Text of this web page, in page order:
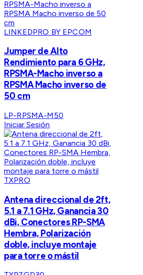
LINKEDPRO BY EPCOM
Jumper de Alto
Rendimiento para 6 GHz,
RPSMA-Macho inverso a
RPSMA Macho inverso de
50 cm
LP-RPSMA-M50
Iniciar Sesión
TXPRO
Antena direccional de 2ft,
5.1 a 7.1 GHz, Ganancia 30
dBi, Conectores RP-SMA
Hembra, Polarización
doble, incluye montaje
para torre o mástil